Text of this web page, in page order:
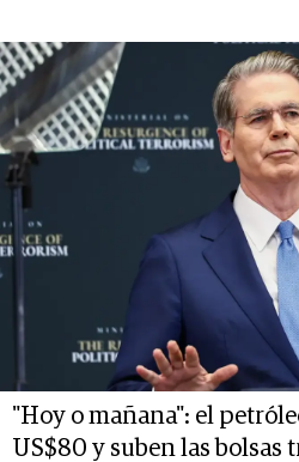
"Hoy o mañana": el
US$80 y suben las bolsas